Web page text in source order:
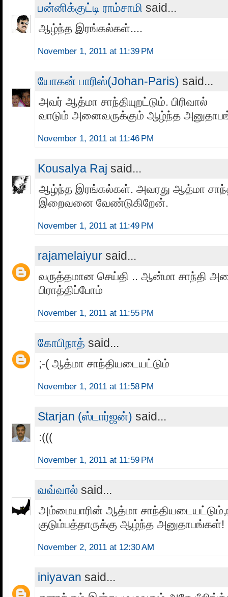
பன்னிக்குட்டி ராம்சாமி said...
ஆழ்ந்த இரங்கல்கள்....
November 1, 2011 at 11:39 PM
யோகன் பாரிஸ்(Johan-Paris) said...
அவர் ஆத்மா சாந்தியுறட்டும். பிரிவால்
வாடும் அனைவருக்கும் ஆழ்ந்த
November 1, 2011 at 11:46 PM
Kousalya Raj said...
ஆழ்ந்த இரங்கல்கள். அவரது ஆத்மா
இறைவனை வேண்டுகிறேன்.
November 1, 2011 at 11:49 PM
rajamelaiyur said...
வருத்தமான செய்தி .. ஆன்மா சாந்தி
பிராத்திப்போம்
November 1, 2011 at 11:55 PM
கோபிநாத் said...
;-( ஆத்மா சாந்தியடையட்டும்
November 1, 2011 at 11:58 PM
Starjan (ஸ்டார்ஜன்) said...
:(((
November 1, 2011 at 11:59 PM
வவ்வால் said...
அம்மையாரின் ஆத்மா
குடும்பத்தாருக்கு ஆழ்ந்த அனுதாபங்கள்!
November 2, 2011 at 12:30 AM
iniyavan said...